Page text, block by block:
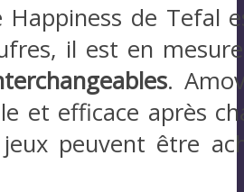
Happiness de Tefal
il est en
.
et efficace après
jeux peuvent être